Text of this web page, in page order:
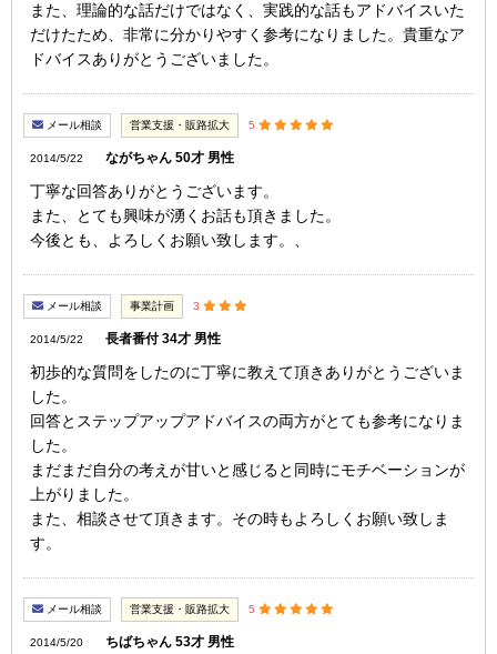
また、理論的な話だけではなく、実践的な話もアドバイスいた
だけたため、非常に分かりやすく参考になりました。貴重なア
ドバイスありがとうございました。
メール相談 営業支援・販路拡大 5
2014/5/22 ながちゃん 50才 男性
丁寧な回答ありがとうございます。
また、とても興味が湧くお話も頂きました。
今後とも、よろしくお願い致します。、
メール相談 事業計画 3
2014/5/22 長者番付 34才 男性
初歩的な質問をしたのに丁寧に教えて頂きありがとうございま
した。
回答とステップアップアドバイスの両方がとても参考になりま
した。
まだまだ自分の考えが甘いと感じると同時にモチベーションが
上がりました。
また、相談させて頂きます。その時もよろしくお願い致しま
す。
メール相談 営業支援・販路拡大 5
2014/5/20 ちばちゃん 53才 男性